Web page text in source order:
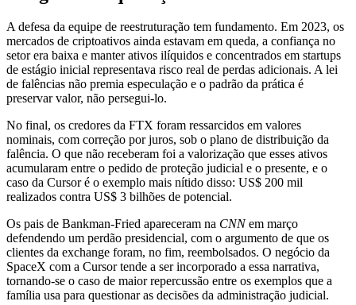
A defesa da equipe de reestruturação tem fundamento. Em 2023, os
mercados de criptoativos ainda estavam em queda, a confiança no
setor era baixa e manter ativos ilíquidos e concentrados em startups
de estágio inicial representava risco real de perdas adicionais. A lei
de falências não premia especulação e o padrão da prática é
preservar valor, não persegui-lo.
No final, os credores da FTX foram ressarcidos em valores
nominais, com correção por juros, sob o plano de distribuição da
falência. O que não receberam foi a valorização que esses ativos
acumularam entre o pedido de proteção judicial e o presente, e o
caso da Cursor é o exemplo mais nítido disso: US$ 200 mil
realizados contra US$ 3 bilhões de potencial.
Os pais de Bankman-Fried apareceram na CNNem março
defendendo um perdão presidencial, com o argumento de que os
clientes da exchange foram, no fim, reembolsados. O negócio da
SpaceX com a Cursor tende a ser incorporado a essa narrativa,
tornando-se o caso de maior repercussão entre os exemplos que a
família usa para questionar as decisões da administração judicial.